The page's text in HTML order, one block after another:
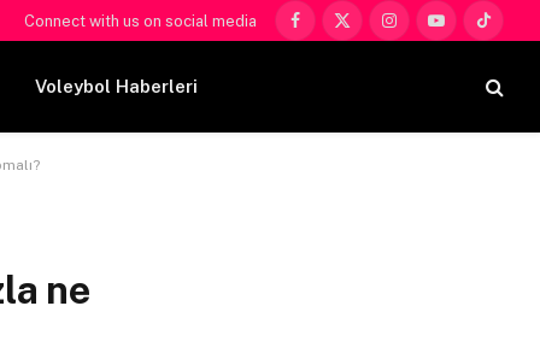
Connect with us on social media
Facebook
X
InstagramYouTubeTikTok
Voleybol Haberleri
ne